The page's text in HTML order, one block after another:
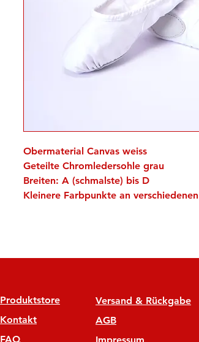
Obermaterial Canvas weiss
Geteilte Chromledersohle grau
Breiten: A (schmalste) bis D
Kleinere Farbpunkte an
Produktstore
Kontakt
FAQ
Versand & Rückgabe
AGB